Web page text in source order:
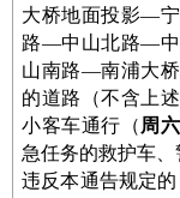
大桥地面投影—
路—中山北路—
山南路—南浦大
的道路（不含上
小客车通行（ 周
急任务的救护车、
违反本通告规定